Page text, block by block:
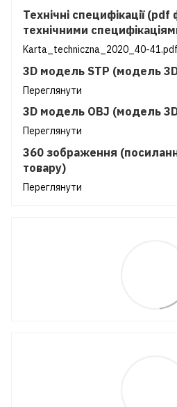
Технічні специфікації
технічними
Karta_techniczna_2020_40-41.pdf
3D модель STP (модель
Переглянути
3D модель OBJ (модель
Переглянути
360 зображення
товару)
Переглянути